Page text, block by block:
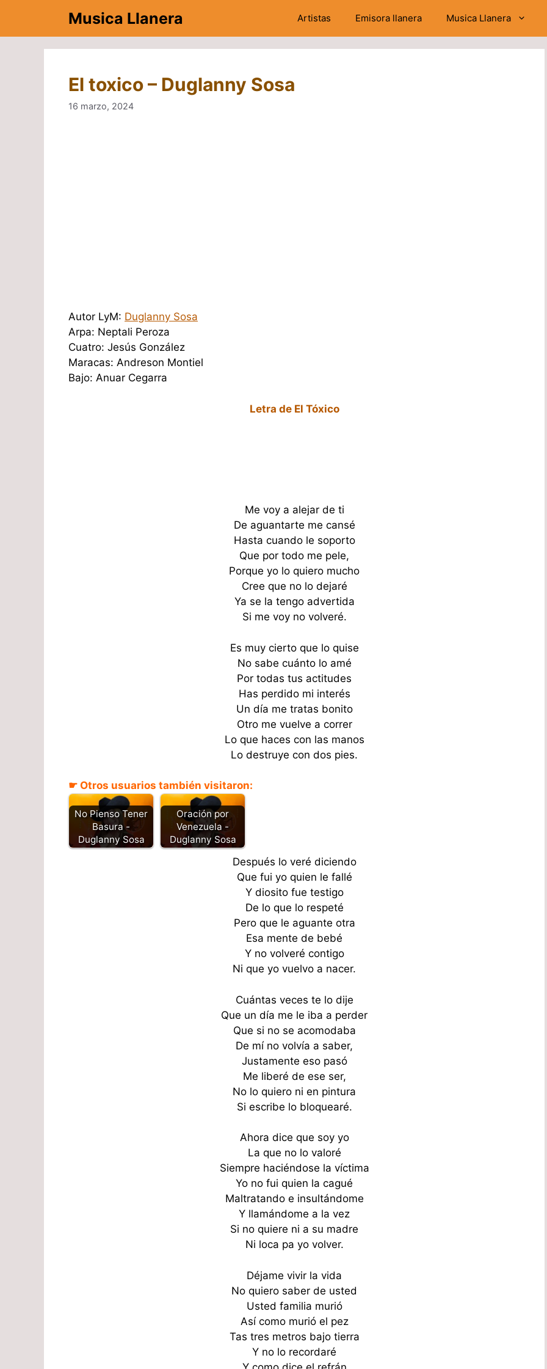
contenido
Musica Llanera Artistas Emisora llanera Musica Llanera
El toxico – Duglanny Sosa
16 marzo, 2024
Autor LyM: Duglanny Sosa
Arpa: Neptali Peroza
Cuatro: Jesús González
Maracas: Andreson Montiel
Bajo: Anuar Cegarra
Letra de El Tóxico
Me voy a alejar de ti
De aguantarte me cansé
Hasta cuando le soporto
Que por todo me pele,
Porque yo lo quiero mucho
Cree que no lo dejaré
Ya se la tengo advertida
Si me voy no volveré.
Es muy cierto que lo quise
No sabe cuánto lo amé
Por todas tus actitudes
Has perdido mi interés
Un día me tratas bonito
Otro me vuelve a correr
Lo que haces con las manos
Lo destruye con dos pies.
☛ Otros usuarios también visitaron:
No Pienso Tener
Basura -
Duglanny Sosa
Oración por
Venezuela -
Duglanny Sosa
Después lo veré diciendo
Que fui yo quien le fallé
Y diosito fue testigo
De lo que lo respeté
Pero que le aguante otra
Esa mente de bebé
Y no volveré contigo
Ni que yo vuelvo a nacer.
Cuántas veces te lo dije
Que un día me le iba a perder
Que si no se acomodaba
De mí no volvía a saber,
Justamente eso pasó
Me liberé de ese ser,
No lo quiero ni en pintura
Si escribe lo bloquearé.
Ahora dice que soy yo
La que no lo valoré
Siempre haciéndose la víctima
Yo no fui quien la cagué
Maltratando e insultándome
Y llamándome a la vez
Si no quiere ni a su madre
Ni loca pa yo volver.
Déjame vivir la vida
No quiero saber de usted
Usted familia murió
Así como murió el pez
Tas tres metros bajo tierra
Y no lo recordaré